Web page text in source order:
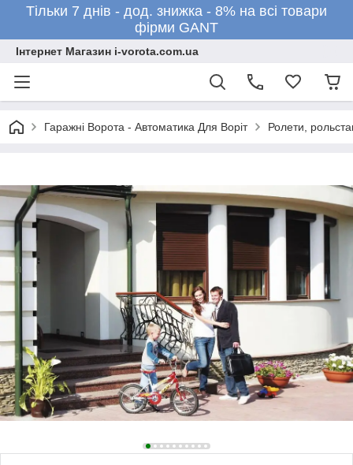
Тільки 7 днів - дод. знижка - 8% на всі товари
фірми GANT
Інтернет Магазин i-vorota.com.ua
Гаражні Ворота - Автоматика Для Воріт Ролети,